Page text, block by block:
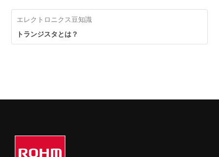
エレクトロニクス豆知識
トランジスタとは？